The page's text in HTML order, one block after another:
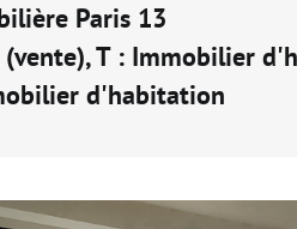
Paris 13
T : Immobilier
d'habitation